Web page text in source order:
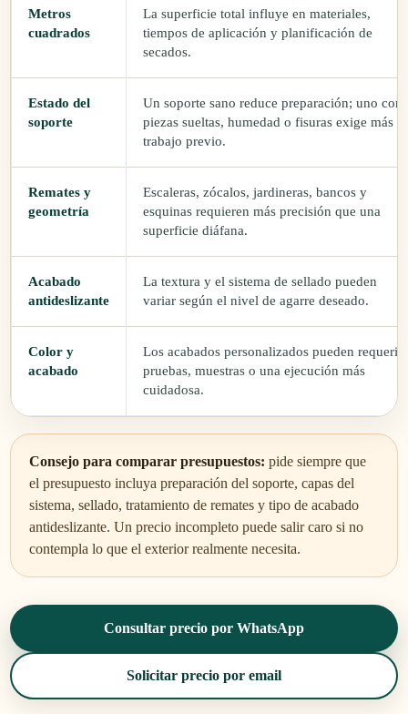
Metros
cuadrados
La superficie total influye en materiales,
tiempos de aplicación y planificación de
secados.
Estado del
soporte
Un soporte sano reduce preparación; uno con
piezas sueltas, humedad o fisuras exige más
trabajo previo.
Remates y
geometría
Escaleras, zócalos, jardineras, bancos y
esquinas requieren más precisión que una
superficie diáfana.
Acabado
antideslizante
La textura y el sistema de sellado pueden
variar según el nivel de agarre deseado.
Color y
acabado
Los acabados personalizados pueden requerir
pruebas, muestras o una ejecución más
cuidadosa.
Consejo para comparar presupuestos: pide siempre que
el presupuesto incluya preparación del soporte, capas del
sistema, sellado, tratamiento de remates y tipo de acabado
antideslizante. Un precio incompleto puede salir caro si no
contempla lo que el exterior realmente necesita.
Consultar precio por WhatsApp
Solicitar precio por email